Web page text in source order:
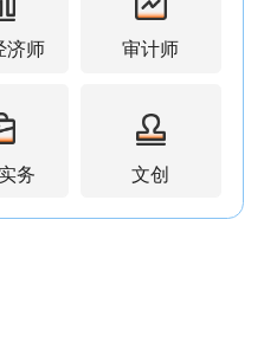
济师 审计师
务 文创